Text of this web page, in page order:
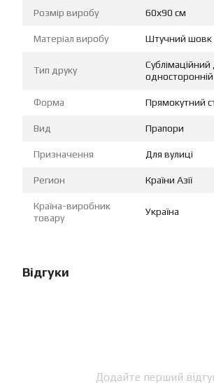
Розмір виробу 60х90 см
Матеріал виробу Штучний шовк
Тип друку
Сублімаційний
односторонній
Форма Прямокутний
Вид Прапори
Призначення Для вулиці
Регион Країни Азії
Країна-виробник
товару
Україна
Відгуки
Додайте перший